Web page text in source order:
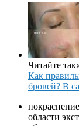
Читайте
Как
бровей? В
области